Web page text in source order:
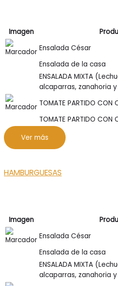
Imagen
Ensalada César
Ensalada de la casa
ENSALADA MIXTA
alcaparras, zanahoria
TOMATE PARTIDO CON
TOMATE PARTIDO CON
Ver más
HAMBURGUESAS
Imagen
Ensalada César
Ensalada de la casa
ENSALADA MIXTA
alcaparras, zanahoria